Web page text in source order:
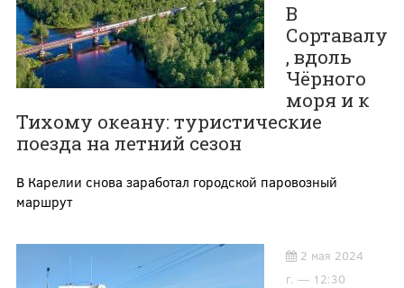
В
Сортавалу
, вдоль
Чёрного
моря и к
Тихому океану: туристические
поезда на летний сезон
В Карелии снова заработал городской паровозный
маршрут
2 мая 2024
г. — 12:30